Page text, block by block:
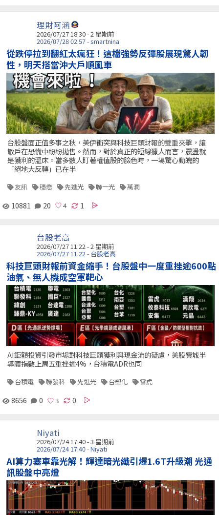
理財阿涵
2026/07/27 18:30 - 2 星期前
2026/07/28 02:57 - smartnina
從跌停拉到翻紅太瘋狂！這檔強勢反彈股展現驚人韌
性，明天搭當沖大戶順風車
台股盤面正值多事之秋，美伊衝突與科技巨頭財報的雙重夾擊，讓
散戶在恐慌中紛紛拋售。然而，對於真正的短線獵人而言，震盪就
是獲利的溫床。當多數人盯著權值股的臉色時，一場驚心動魄的
「絕地大反轉」已在半
友訊 穩懋 先進光 聯一光 萬潤
10881 20 1
台股老高
2026/07/27 11:22 - 2 星期前
2026/07/27 11:22 - 台股老高
科技巨頭財報前資金縮手！台股盤中一度重挫逾600點
油氣、無人機成空軍靶心
AI鉅額投資引發市場對科技巨頭獲利與現金流的疑慮，美股費城半
導體指數上周五重挫逾4%，台積電ADR也同
台積電 聯發科 先進光 台塑化 雷虎
8656 0 0
Niyati
2026/07/24 17:40 - 3 星期前
2026/07/24 17:40 - Niyati
AI算力塞車靠光解！輝達暗光纖引爆1.6T升級潮 光通
訊股盤中亮燈